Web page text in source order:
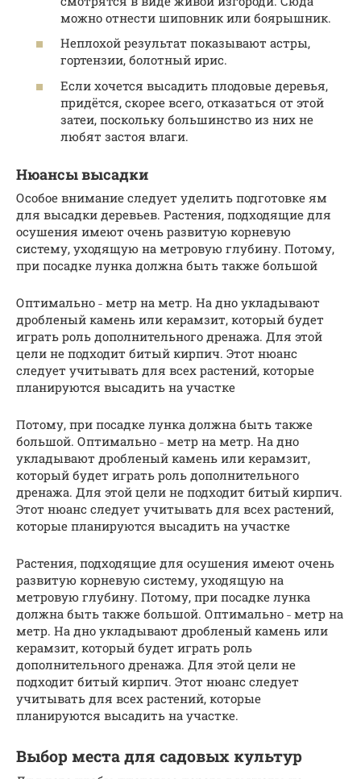
можно отнести шиповник или боярышник.
Неплохой результат показывают астры,
гортензии, болотный ирис.
Если хочется высадить плодовые деревья,
придётся, скорее всего, отказаться от этой
затеи, поскольку большинство из них не
любят застоя влаги.
Нюансы высадки
Особое внимание следует уделить подготовке ям
для высадки деревьев. Растения, подходящие для
осушения имеют очень развитую корневую
систему, уходящую на метровую глубину. Потому,
при посадке лунка должна быть также большой
Оптимально ˗ метр на метр. На дно укладывают
дробленый камень или керамзит, который будет
играть роль дополнительного дренажа. Для этой
цели не подходит битый кирпич. Этот нюанс
следует учитывать для всех растений, которые
планируются высадить на участке
Потому, при посадке лунка должна быть также
большой. Оптимально ˗ метр на метр. На дно
укладывают дробленый камень или керамзит,
который будет играть роль дополнительного
дренажа. Для этой цели не подходит битый кирпич.
Этот нюанс следует учитывать для всех растений,
которые планируются высадить на участке
Растения, подходящие для осушения имеют очень
развитую корневую систему, уходящую на
метровую глубину. Потому, при посадке лунка
должна быть также большой. Оптимально ˗ метр на
метр. На дно укладывают дробленый камень или
керамзит, который будет играть роль
дополнительного дренажа. Для этой цели не
подходит битый кирпич. Этот нюанс следует
учитывать для всех растений, которые
планируются высадить на участке.
Выбор места для садовых культур